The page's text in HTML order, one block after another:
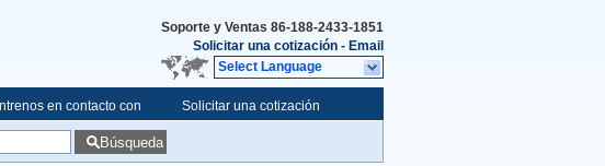
Soporte y Ventas 86-188-2433-1851
Solicitar una cotización - Email
Select Language
en contacto con Solicitar una cotización
Búsqueda